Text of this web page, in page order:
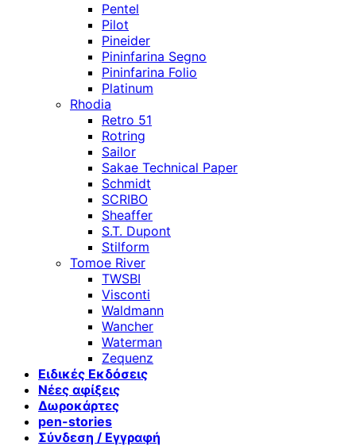
Pentel
Pilot
Pineider
Pininfarina Segno
Pininfarina Folio
Platinum
Rhodia
Retro 51
Rotring
Sailor
Sakae Technical Paper
Schmidt
SCRIBO
Sheaffer
S.T. Dupont
Stilform
Tomoe River
TWSBI
Visconti
Waldmann
Wancher
Waterman
Zequenz
Ειδικές Εκδόσεις
Νέες αφίξεις
Δωροκάρτες
pen-stories
Σύνδεση / Εγγραφή